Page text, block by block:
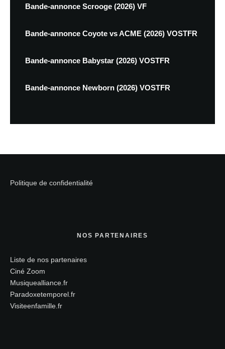
Bande-annonce Scrooge (2026) VF
Bande-annonce Coyote vs ACME (2026) VOSTFR
Bande-annonce Babystar (2026) VOSTFR
Bande-annonce Newborn (2026) VOSTFR
Politique de confidentialité
NOS PARTENAIRES
Liste de nos partenaires
Ciné Zoom
Musiquealliance.fr
Paradoxetemporel.fr
Visiteenfamille.fr